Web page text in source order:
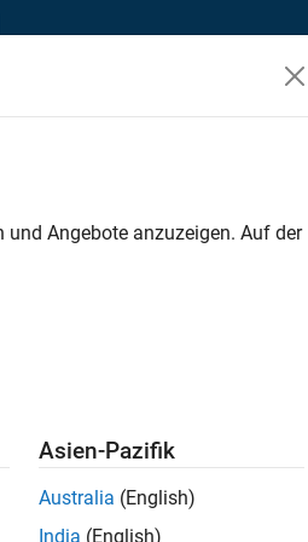
. Wenn Sie noch immer keine
unseres
Standort, um alle
Angebote anzuzeigen. Auf der
Asien-Pazifik
Australia (English)
India (English)